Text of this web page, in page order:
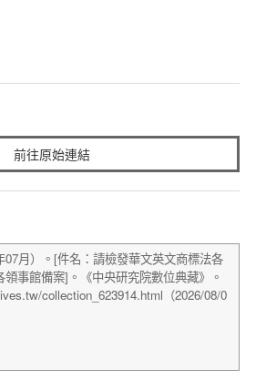
前往原始連結